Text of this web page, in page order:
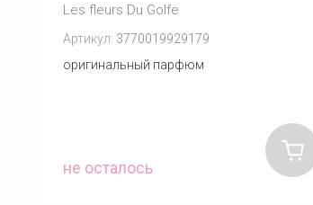
Les fleurs Du Golfe
Артикул: 3770019929179
оригинальный парфюм
не осталось